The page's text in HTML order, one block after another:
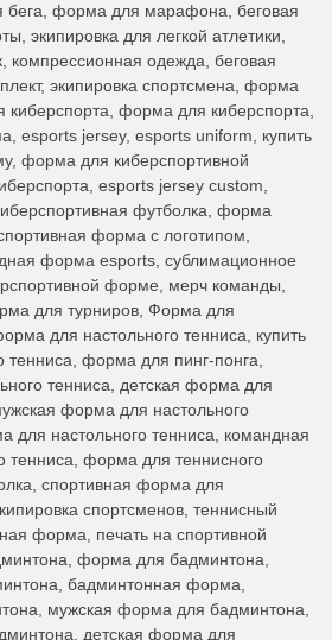
бега, форма для марафона, беговая
экипировка для легкой атлетики,
компрессионная одежда, беговая
экипировка спортсмена, форма
киберспорта, форма для киберспорта,
esports jersey, esports uniform, купить
форма для киберспортивной
esports jersey custom,
футболка, форма
форма с логотипом,
форма esports, сублимационное
форме, мерч команды,
для турниров, Форма для
для настольного тенниса, купить
тенниса, форма для пинг-понга,
тенниса, детская форма для
форма для настольного
для настольного тенниса, командная
тенниса, форма для теннисного
спортивная форма для
спортсменов, теннисный
форма, печать на спортивной
форма для бадминтона,
бадминтонная форма,
мужская форма для бадминтона,
детская форма для